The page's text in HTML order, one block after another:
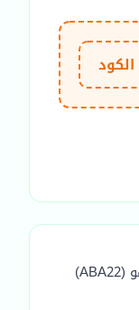
كود خصم شرف دي جي sharaf DG هو (ABA22)